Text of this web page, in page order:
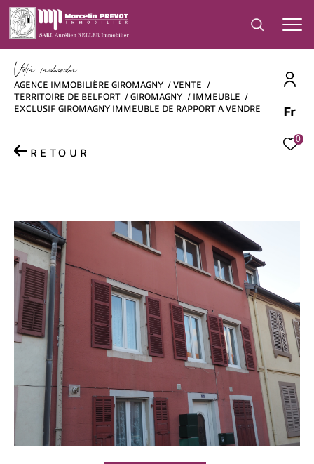
Fr
0
Vore recece
AGENCE IMMOBILIÈRE GIROMAGNY
VENTE
TERRITOIRE DE BELFORT
GIROMAGNY
IMMEUBLE
EXCLUSIF GIROMAGNY IMMEUBLE DE RAPPORT A VENDRE
RETOUR
Effectuer une recherche
critères
Type
de
bien
Type de bien
Ville
Budget
Budget
Surface
Surface
Pièces